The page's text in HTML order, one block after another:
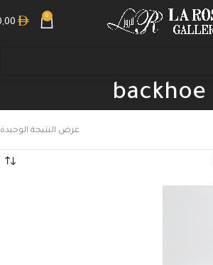
0
backhoe
عرض النتيجة الوحيدة